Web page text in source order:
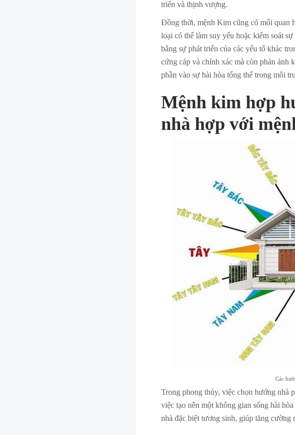
triển và thịnh vượng.
Đồng thời, mệnh Kim cũng có mối quan
loại có thể làm suy yếu hoặc kiểm soát
bằng sự phát triển của các yếu tố khác
cứng cáp và chính xác mà còn phản ánh
phần vào sự hài hòa tổng thể trong môi
Mệnh kim hợp
nhà hợp với
Các
Trong phong thủy, việc chọn hướng nhà
việc tạo nên một không gian sống hài
nhà đặc biệt tương sinh, giúp tăng